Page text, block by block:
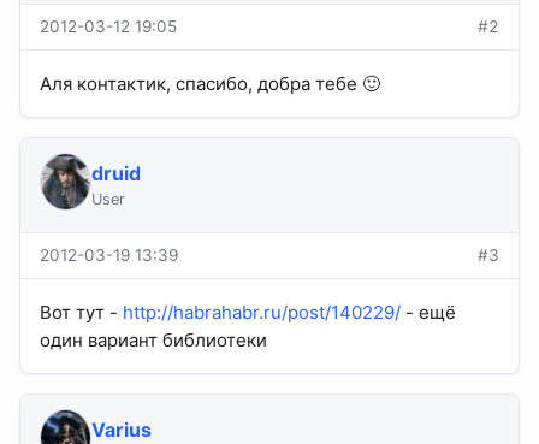
2012-03-12 19:05 #2
Аля контактик, спасибо, добра тебе 🙂
druid
User
2012-03-19 13:39 #3
Вот тут - http://habrahabr.ru/post/140229/ - ещё
один вариант библиотеки
Varius